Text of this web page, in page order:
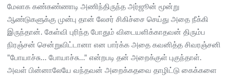
மேலாக கண்கண்ணாடி அணிந்திருந்த அர்ஜூன் மூன்று
ஆண்டுகளுக்கு முன்பு தான் லேசர் சிகிச்சை செய்து அதை நீக்கி
இருந்தான். கேள்வி புரிந்த போதும் விடையளிக்காதவன் திரும்ப
நிரஞ்சன் சென்றுவிட்டானா என பார்க்க அதை கவனித்த சிவரஞ்சனி
"போயாச்சு... போயாச்சு..." என்றபடி தன் அறைக்குள் புகுந்தாள்.
அவள் பின்னாலேயே வந்தவன் அறைக்கதவை தாழிட்டு கைக்களை